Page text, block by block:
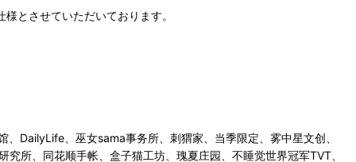
とさせていただいております。
DailyLife、巫女sama事务所、刺猬家、当季限定、雾中星文创、
所、同花顺手帐、盒子猫工坊、瑰夏庄园、不睡觉世界冠军TVT、